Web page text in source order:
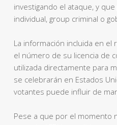
investigando el ataque, y
individual, group criminal o
La información incluida en
el número de su licencia de
utilizada directamente para
se celebrarán en Estados
votantes puede influir de
Pese a que por el momento